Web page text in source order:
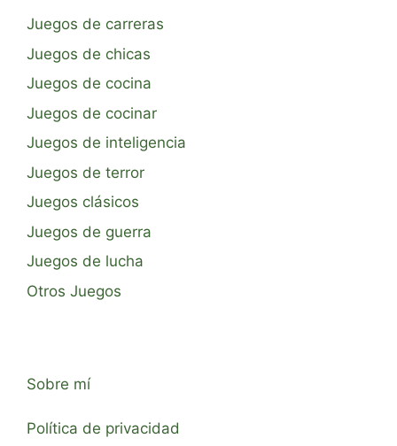
Juegos de carreras
Juegos de chicas
Juegos de cocina
Juegos de cocinar
Juegos de inteligencia
Juegos de terror
Juegos clásicos
Juegos de guerra
Juegos de lucha
Otros Juegos
Sobre mí
Política de privacidad